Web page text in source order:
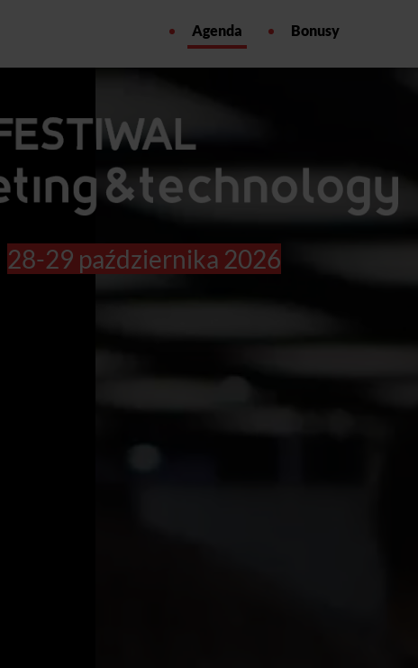
Agenda Bonusy
28-29 października 2026